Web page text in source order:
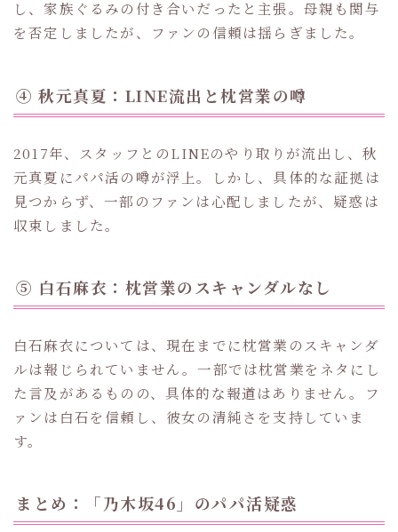
し、家族ぐるみの付き合いだったと主張。母親も関与
を否定しましたが、ファンの信頼は揺らぎました。
④ 秋元真夏：LINE流出と枕営業の噂
2017年、スタッフとのLINEのやり取りが流出し、秋
元真夏にパパ活の噂が浮上。しかし、具体的な証拠は
見つからず、一部のファンは心配しましたが、疑惑は
収束しました。
⑤ 白石麻衣：枕営業のスキャンダルなし
白石麻衣については、現在までに枕営業のスキャンダ
ルは報じられていません。一部では枕営業をネタにし
た言及があるものの、具体的な報道はありません。フ
ァンは白石を信頼し、彼女の清純さを支持していま
す。
まとめ：「乃木坂46」のパパ活疑惑